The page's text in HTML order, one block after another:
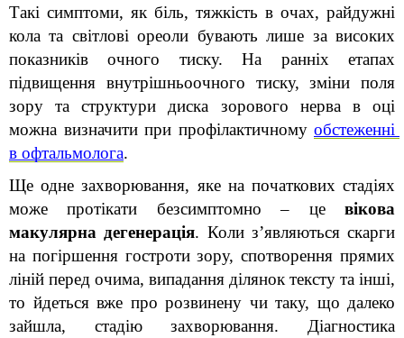
Такі симптоми, як біль, тяжкість в очах, райдужні
кола та світлові ореоли бувають лише за високих
показників очного тиску. На ранніх етапах
підвищення внутрішньоочного тиску, зміни поля
зору та структури диска зорового нерва в оці
можна визначити при профілактичному обстеженні
в офтальмолога.
Ще одне захворювання, яке на початкових стадіях
може протікати безсимптомно – це вікова
макулярна дегенерація. Коли з’являються скарги
на погіршення гостроти зору, спотворення прямих
ліній перед очима, випадання ділянок тексту та інші,
то йдеться вже про розвинену чи таку, що далеко
зайшла, стадію захворювання. Діагностика